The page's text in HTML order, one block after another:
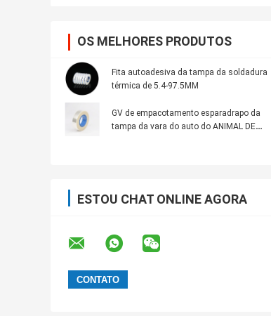
OS MELHORES PRODUTOS
Fita autoadesiva da tampa da soldadura
térmica de 5.4-97.5MM
GV de empacotamento esparadrapo da
tampa da vara do auto do ANIMAL DE
ESTOU CHAT ONLINE AGORA